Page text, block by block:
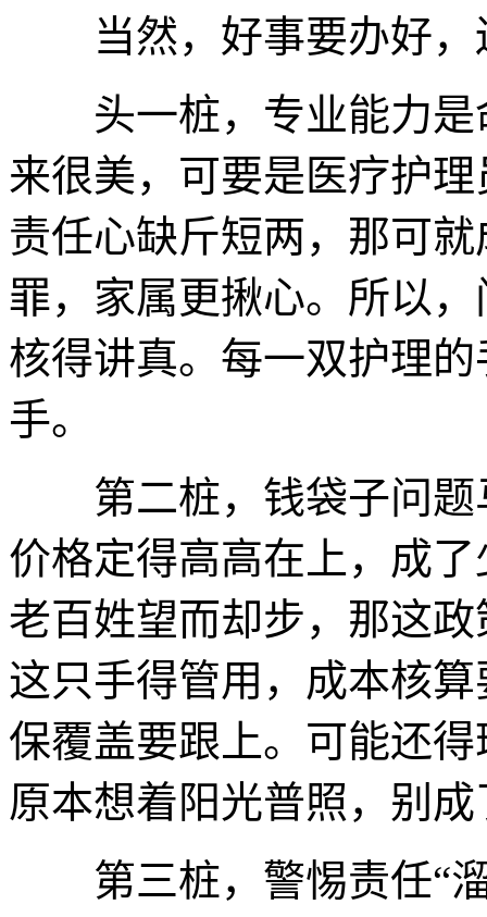
当然，好事要办好，
头一桩，专业能力是
来很美，可要是医疗护
责任心缺斤短两，那可
罪，家属更揪心。所以
核得讲真。每一双护理
手。
第二桩，钱袋子问题
价格定得高高在上，成
老百姓望而却步，那这
这只手得管用，成本核
保覆盖要跟上。可能还
原本想着阳光普照，别
第三桩，警惕责任“溜